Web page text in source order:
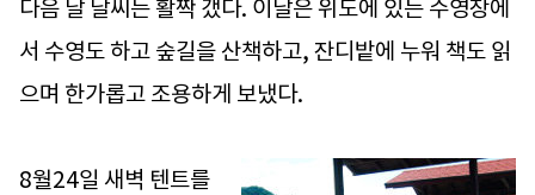
다음 날 날씨는 활짝 갰다. 이날은 위도에 있는 수영장에
서 수영도 하고 숲길을 산책하고, 잔디밭에 누워 책도 읽
으며 한가롭고 조용하게 보냈다.
8월24일 새벽 텐트를